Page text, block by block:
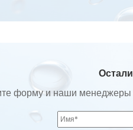
форму и наши менеджеры